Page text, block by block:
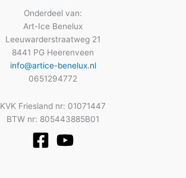
Onderdeel van:
Art-Ice Benelux
Leeuwarderstraatweg 21
8441 PG Heerenveen
info@artice-benelux.nl
0651294772
KVK Friesland nr: 01071447
BTW nr: 805443885B01